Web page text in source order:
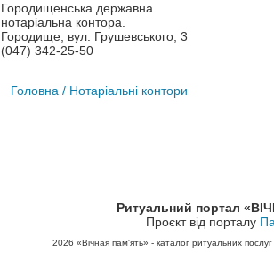
Городищенська державна
нотаріальна контора.
Городище, вул. Грушевського, 3
(047) 342-25-50
Головна / Нотаріальні контори
Ритуальний портал
Проєкт від порталу
2026 «Вічная пам'ять» - каталог ритуальних